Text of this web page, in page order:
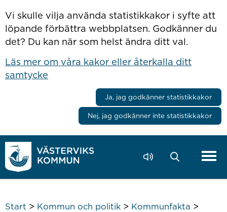
Vi skulle vilja använda statistikkakor i syfte att
löpande förbättra webbplatsen. Godkänner du
det? Du kan när som helst ändra ditt val.
Läs mer om våra kakor eller återkalla ditt
samtycke
Ja, jag godkänner statistikkakor
Nej, jag godkänner inte statistikkakor
Start > Kommun och politik> Kommunfakta >